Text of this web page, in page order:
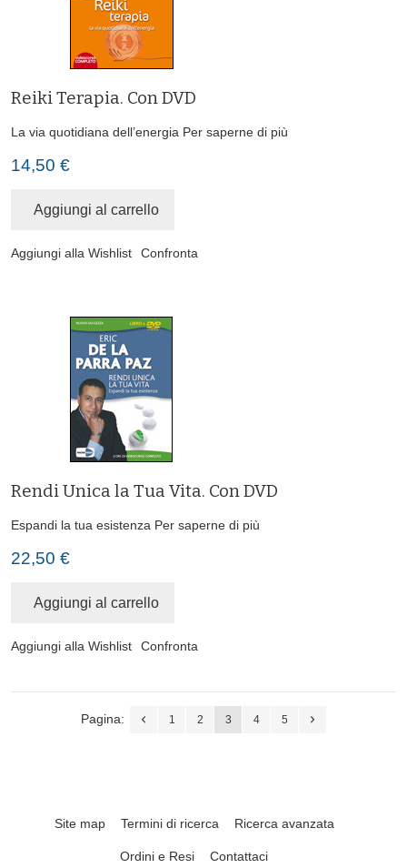
Reiki Terapia. Con DVD
La via quotidiana dell’energia Per saperne di più
14,50 €
Aggiungi al carrello
Aggiungi alla Wishlist Confronta
Rendi Unica la Tua Vita. Con DVD
Espandi la tua esistenza Per saperne di più
22,50 €
Aggiungi al carrello
Aggiungi alla Wishlist Confronta
Pagina: 1 2 3 4 5
Site map Termini di ricerca Ricerca avanzata
Ordini e Resi Contattaci